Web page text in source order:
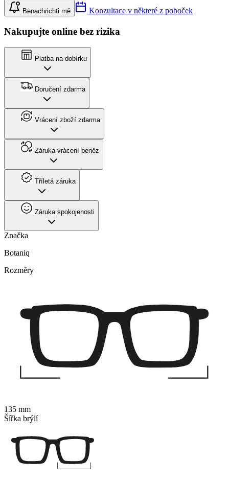
Benachrichti mě Konzultace v některé z poboček
Nakupujte online bez rizika
Platba na dobírku
Doručení zdarma
Vrácení zboží zdarma
Záruka vrácení peněz
Tříletá záruka
Záruka spokojenosti
Značka
Botaniq
Rozměry
135 mm
Šířka brýlí